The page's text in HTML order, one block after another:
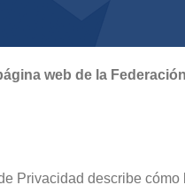
web de la
Privacidad describe